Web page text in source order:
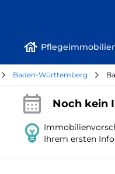
Baden-Württemberg
Noch kein
Ihrem ersten